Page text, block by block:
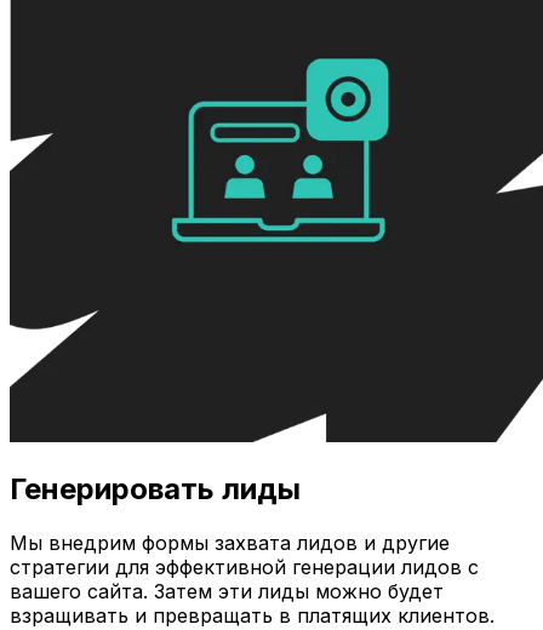
Генерировать лиды
Мы внедрим формы захвата лидов и другие
стратегии для эффективной генерации лидов с
вашего сайта. Затем эти лиды можно будет
взращивать и превращать в платящих клиентов.